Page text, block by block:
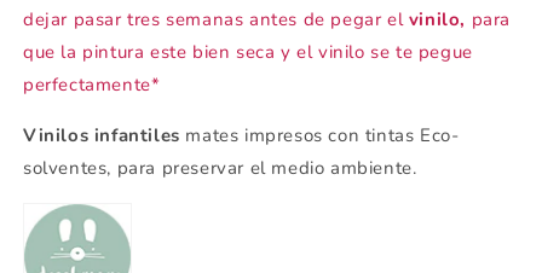
dejar pasar tres semanas antes de pegar el vinilo, para
que la pintura este bien seca y el vinilo se te pegue
perfectamente*
Vinilos infantiles mates impresos con tintas Eco-
solventes, para preservar el medio ambiente.